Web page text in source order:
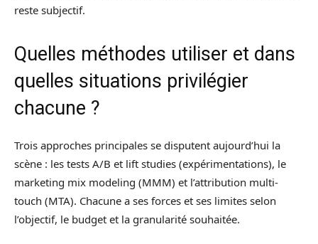
reste subjectif.
Quelles méthodes utiliser et dans
quelles situations privilégier
chacune ?
Trois approches principales se disputent aujourd’hui la
scène : les tests A/B et lift studies (expérimentations), le
marketing mix modeling (MMM) et l’attribution multi-
touch (MTA). Chacune a ses forces et ses limites selon
l’objectif, le budget et la granularité souhaitée.